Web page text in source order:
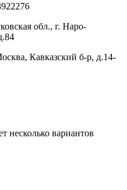
обл., г. Наро-
Кавказский б-р, д.14-
несколько вариантов